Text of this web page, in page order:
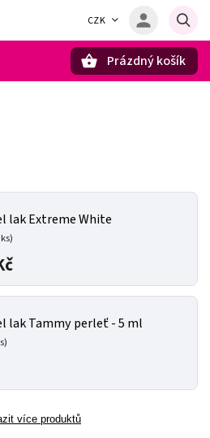
CZK
Prázdný košík
lak Extreme White
lak Tammy perleť - 5 ml
více produktů